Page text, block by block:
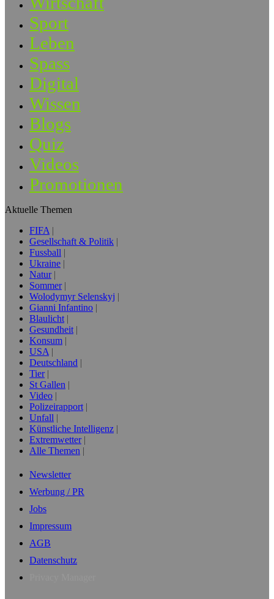
Sport
Leben
Spass
Digital
Wissen
Blogs
Quiz
Videos
Promotionen
Aktuelle Themen
FIFA
Gesellschaft & Politik
Fussball
Ukraine
Natur
Sommer
Wolodymyr Selenskyj
Gianni Infantino
Blaulicht
Gesundheit
Konsum
USA
Deutschland
Tier
St Gallen
Video
Polizeirapport
Unfall
Künstliche Intelligenz
Extremwetter
Alle Themen
Newsletter
Werbung / PR
Jobs
Impressum
AGB
Datenschutz